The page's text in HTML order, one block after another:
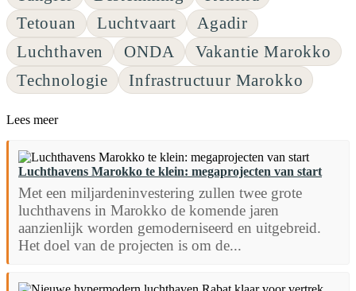
Tetouan
Luchtvaart
Agadir
Luchthaven
ONDA
Vakantie Marokko
Technologie
Infrastructuur Marokko
Lees meer
Luchthavens Marokko te klein: megaprojecten van start
Met een miljardeninvestering zullen twee grote
luchthavens in Marokko de komende jaren
aanzienlijk worden gemoderniseerd en uitgebreid.
Het doel van de projecten is om de...